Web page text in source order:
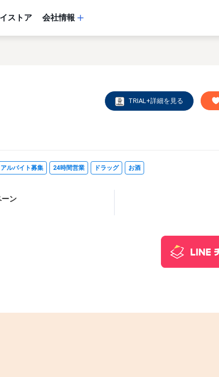
ストア 会社情報
ルバイト募集 24時間営業 ドラッグ お酒
TRIAL+詳細を見る
ン